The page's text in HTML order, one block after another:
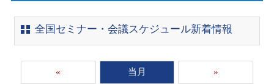
全国セミナー・会議スケジュール新着情報
« 当月 »